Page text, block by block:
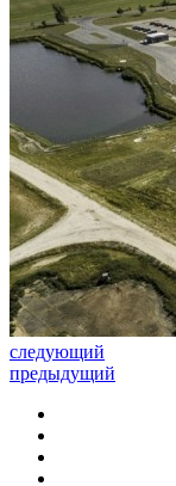
следующий
предыдущий